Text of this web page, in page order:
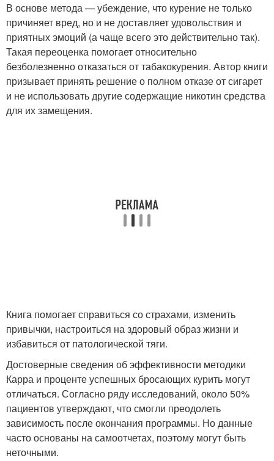
В основе метода — убеждение, что курение не только
причиняет вред, но и не доставляет удовольствия и
приятных эмоций (а чаще всего это действительно так).
Такая переоценка помогает относительно
безболезненно отказаться от табакокурения. Автор книги
призывает принять решение о полном отказе от сигарет
и не использовать другие содержащие никотин средства
для их замещения.
Книга помогает справиться со страхами, изменить
привычки, настроиться на здоровый образ жизни и
избавиться от патологической тяги.
Достоверные сведения об эффективности методики
Карра и проценте успешных бросающих курить могут
отличаться. Согласно ряду исследований, около 50%
пациентов утверждают, что смогли преодолеть
зависимость после окончания программы. Но данные
часто основаны на самоотчетах, поэтому могут быть
неточными.